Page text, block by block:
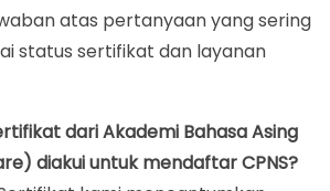
atas pertanyaan yang sering
status sertifikat dan layanan
dari Akademi Bahasa Asing
diakui untuk mendaftar CPNS?